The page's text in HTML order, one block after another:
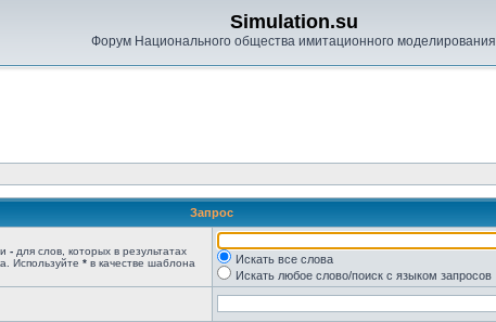
Simulation.su
Форум Национального общества имитационного моделирования
Запрос
- для слов, которых в результатах
Используйте * в качестве шаблона
Искать все слова
Искать любое слово/поиск с языком запросов